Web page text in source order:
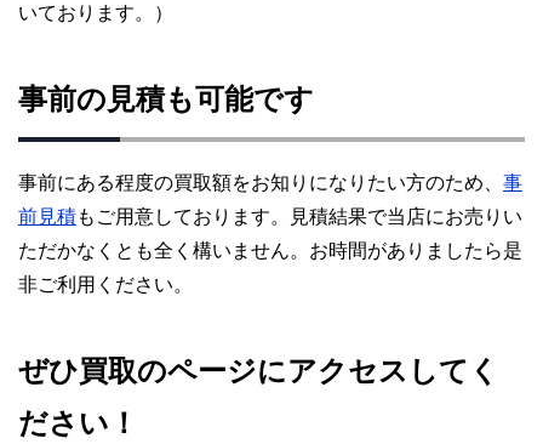
いております。）
事前の見積も可能です
事前にある程度の買取額をお知りになりたい方のため、 事
前見積もご用意しております。見積結果で当店にお売りい
ただかなくとも全く構いません。お時間がありましたら是
非ご利用ください。
ぜひ買取のページにアクセスしてく
ださい！